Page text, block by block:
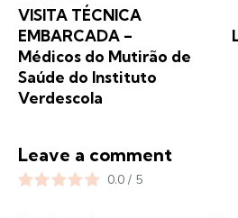
VISITA TÉCNICA
EMBARCADA –
Médicos do Mutirão de
Saúde do Instituto
Verdescola
Leave a comment
0.0 / 5